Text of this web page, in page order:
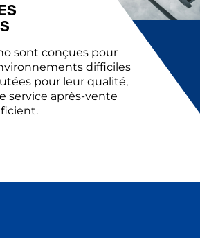
sont conçues pour
difficiles
pour leur qualité,
service après-vente